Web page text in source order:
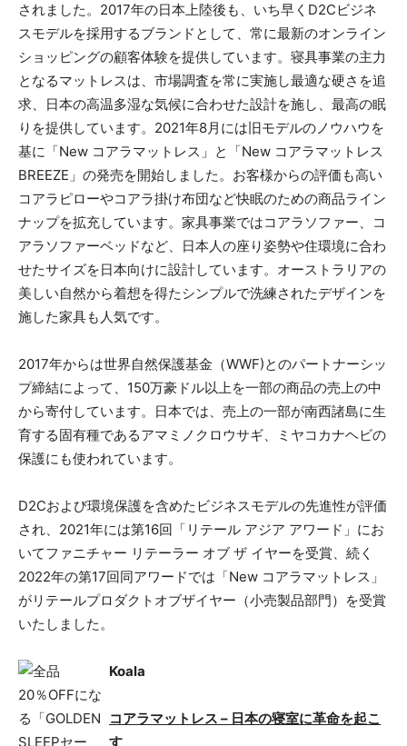
されました。2017年の日本上陸後も、いち早くD2Cビジネ
スモデルを採用するブランドとして、常に最新のオンライン
ショッピングの顧客体験を提供しています。寝具事業の主力
となるマットレスは、市場調査を常に実施し最適な硬さを追
求、日本の高温多湿な気候に合わせた設計を施し、最高の眠
りを提供しています。2021年8月には旧モデルのノウハウを
基に「New コアラマットレス」と「New コアラマットレス
BREEZE」の発売を開始しました。お客様からの評価も高い
コアラピローやコアラ掛け布団など快眠のための商品ライン
ナップを拡充しています。家具事業ではコアラソファー、コ
アラソファーベッドなど、日本人の座り姿勢や住環境に合わ
せたサイズを日本向けに設計しています。オーストラリアの
美しい自然から着想を得たシンプルで洗練されたデザインを
施した家具も人気です。
2017年からは世界自然保護基金（WWF)とのパートナーシッ
プ締結によって、150万豪ドル以上を一部の商品の売上の中
から寄付しています。日本では、売上の一部が南西諸島に生
育する固有種であるアマミノクロウサギ、ミヤコカナヘビの
保護にも使われています。
D2Cおよび環境保護を含めたビジネスモデルの先進性が評価
され、2021年には第16回「リテール アジア アワード」にお
いてファニチャー リテーラー オブ ザ イヤーを受賞、続く
2022年の第17回同アワードでは「New コアラマットレス」
がリテールプロダクトオブザイヤー（小売製品部門）を受賞
いたしました。
Koala
コアラマットレス – 日本の寝室に革命を起こ
す